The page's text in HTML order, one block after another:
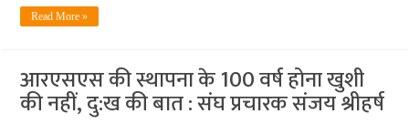
Read More »
आरएसएस की स्थापना के 100 वर्ष होना खुशी
की नहीं, दु:ख की बात : संघ प्रचारक संजय श्रीहर्ष